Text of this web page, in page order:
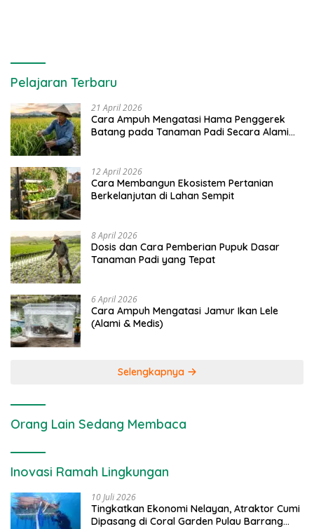
Pelajaran Terbaru
21 April 2026
Cara Ampuh Mengatasi Hama Penggerek
Batang pada Tanaman Padi Secara Alami
12 April 2026
Cara Membangun Ekosistem Pertanian
Berkelanjutan di Lahan Sempit
8 April 2026
Dosis dan Cara Pemberian Pupuk Dasar
Tanaman Padi yang Tepat
6 April 2026
Cara Ampuh Mengatasi Jamur Ikan Lele
(Alami & Medis)
Selengkapnya
Orang Lain Sedang Membaca
Inovasi Ramah Lingkungan
10 Juli 2026
Tingkatkan Ekonomi Nelayan, Atraktor Cumi
Dipasang di Coral Garden Pulau Barrang